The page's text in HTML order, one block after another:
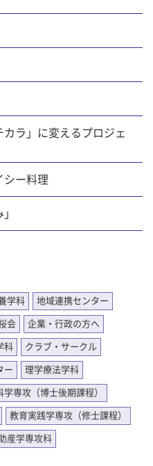
ラ」に変えるプロジェ
ー料理
学科 地域連携センター
会 企業・行政の方へ
科 クラブ・サークル
ー 理学療法学科
学専攻（博士後期課程）
教育実践学専攻（修士課程）
助産学専攻科